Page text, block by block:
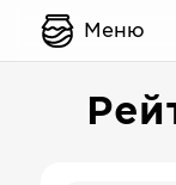
Меню